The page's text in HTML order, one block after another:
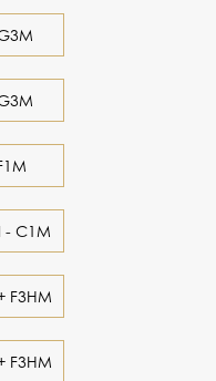
- C1M
F3HM
F3HM